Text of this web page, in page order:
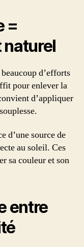
=
naturel
d’efforts
pour enlever la
d’appliquer
d’une source de
au soleil. Ces
sa couleur et son
entre